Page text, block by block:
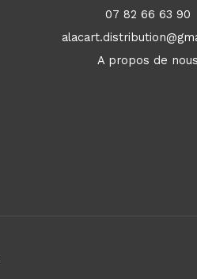
07 82 66 63 90
A propos de nous